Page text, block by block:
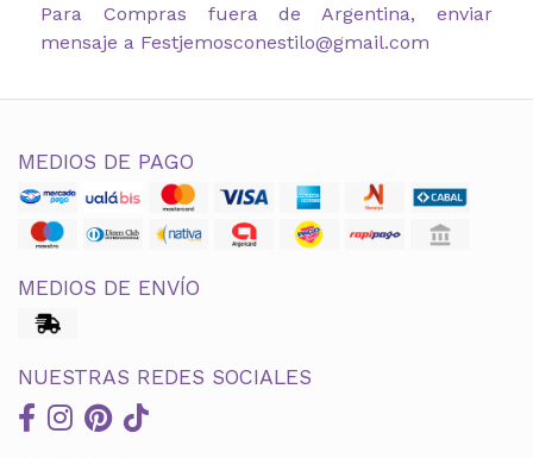
Para Compras fuera de Argentina, enviar
mensaje a Festjemosconestilo@gmail.com
MEDIOS DE PAGO
MEDIOS DE ENVÍO
NUESTRAS REDES SOCIALES